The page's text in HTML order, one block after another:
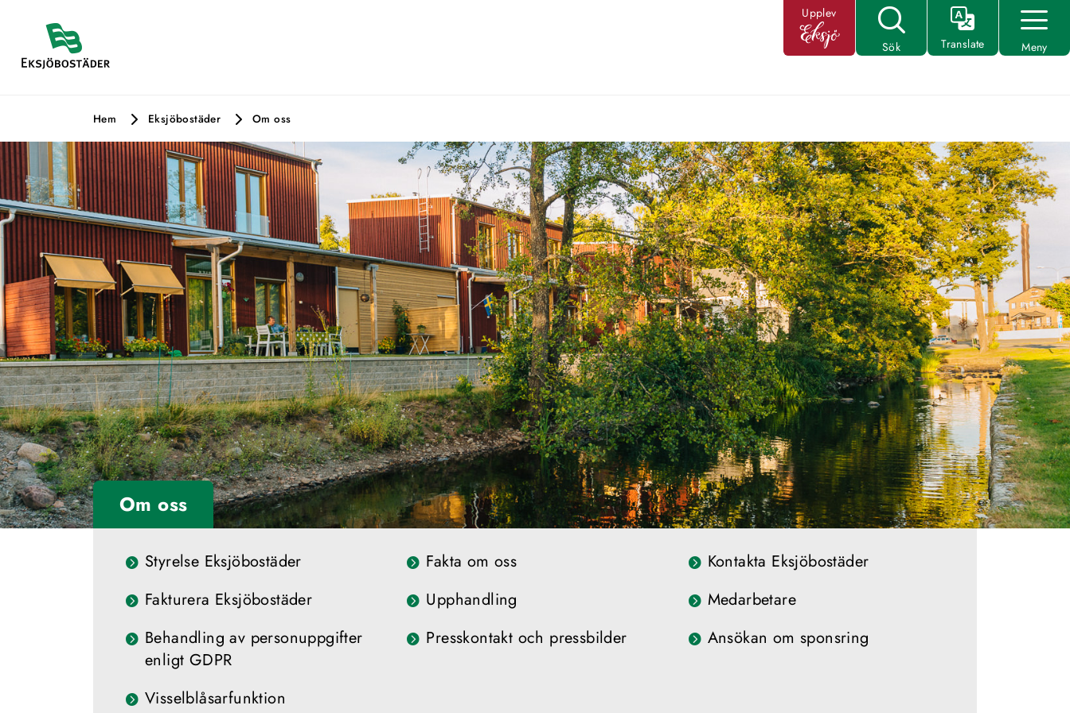
Hem Eksjöbostäder Om oss
Om oss
Styrelse Eksjöbostäder Fakta om oss
Kontakta Eksjöbostäder
Fakturera Eksjöbostäder
Upphandling
Medarbetare
Behandling av personuppgifter
enligt GDPR
Presskontakt och pressbilder Ansökan om sponsring
Visselblåsarfunktion
Upplev
Sök Meny
Translate